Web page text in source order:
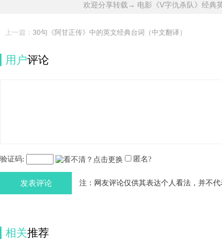
欢迎分享转载→ 电影《V字仇杀队》经典
上一篇： 30句《阿甘正传》中的英文经典台词（中文翻译）
用户评论
验证码: 匿名?
发表评论 注：网友评论仅供其表达个人看法，并不
相关推荐